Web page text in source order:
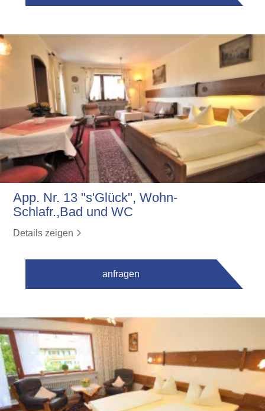
App. Nr. 13 "s'Glück", Wohn-
Schlafr.,Bad und WC
Details zeigen
anfragen